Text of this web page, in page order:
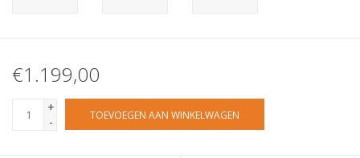
€1.199,00
+
-
TOEVOEGEN AAN WINKELWAGEN